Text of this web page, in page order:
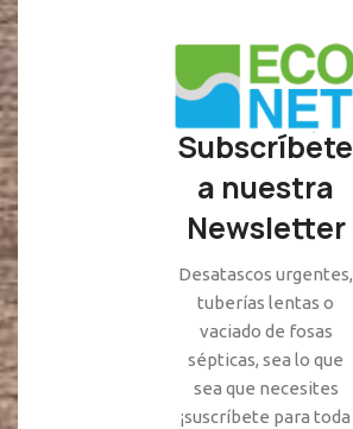
Subscríbete
a nuestra
Newsletter
Desatascos urgentes,
tuberías lentas o
vaciado de fosas
sépticas, sea lo que
sea que necesites
¡suscríbete para toda